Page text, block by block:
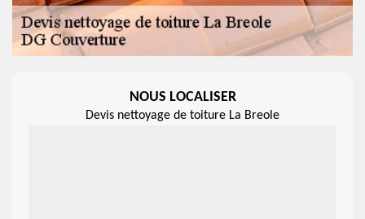
NOUS LOCALISER
Devis nettoyage de toiture La Breole